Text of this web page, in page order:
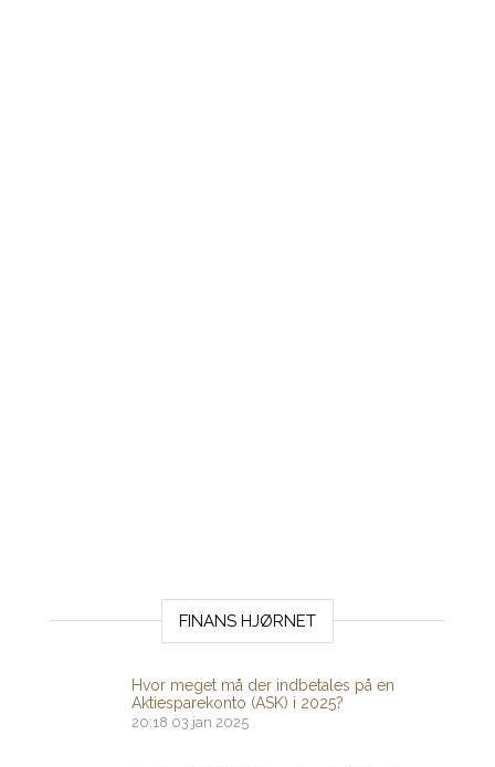
FINANS HJØRNET
Hvor meget må der indbetales på en
Aktiesparekonto (ASK) i 2025?
20:18 03 jan 2025